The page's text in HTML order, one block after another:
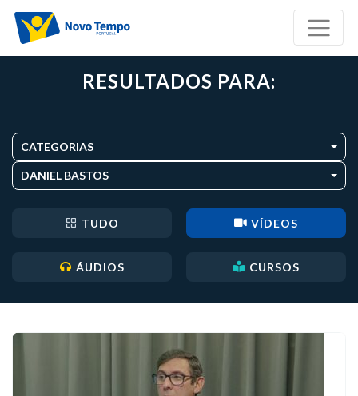
RESULTADOS PARA:
CATEGORIAS
DANIEL BASTOS
TUDO VÍDEOS
ÁUDIOS CURSOS